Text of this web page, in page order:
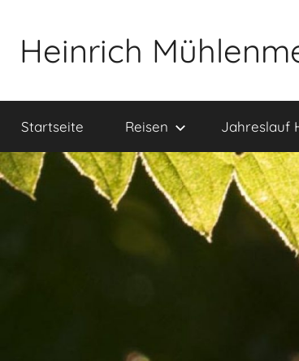
springen
Heinrich
zu
Glauben,
Fotografie,
…
Startseite Reisen Jahreslauf